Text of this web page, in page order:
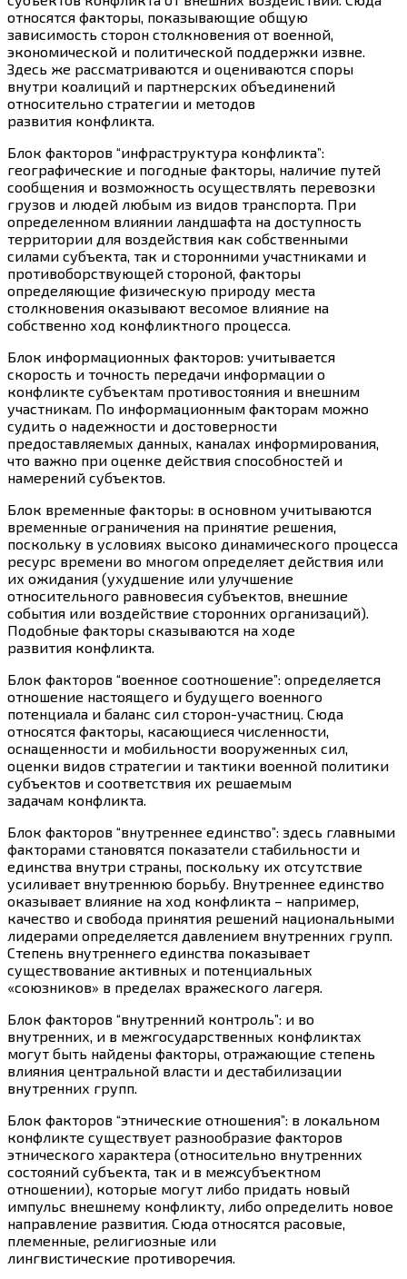
относятся факторы, показывающие общую
зависимость сторон столкновения от военной,
экономической и политической поддержки извне.
Здесь же рассматриваются и оцениваются споры
внутри коалиций и партнерских объединений
относительно стратегии и методов
развития конфликта.
Блок факторов “инфраструктура конфликта”:
географические и погодные факторы, наличие путей
сообщения и возможность осуществлять перевозки
грузов и людей любым из видов транспорта. При
определенном влиянии ландшафта на доступность
территории для воздействия как собственными
силами субъекта, так и сторонними участниками и
противоборствующей стороной, факторы
определяющие физическую природу места
столкновения оказывают весомое влияние на
собственно ход конфликтного процесса.
Блок информационных факторов: учитывается
скорость и точность передачи информации о
конфликте субъектам противостояния и внешним
участникам. По информационным факторам можно
судить о надежности и достоверности
предоставляемых данных, каналах информирования,
что важно при оценке действия способностей и
намерений субъектов.
Блок временные факторы: в основном учитываются
временные ограничения на принятие решения,
поскольку в условиях высоко динамического процесса
ресурс времени во многом определяет действия или
их ожидания (ухудшение или улучшение
относительного равновесия субъектов, внешние
события или воздействие сторонних организаций).
Подобные факторы сказываются на ходе
развития конфликта.
Блок факторов “военное соотношение”: определяется
отношение настоящего и будущего военного
потенциала и баланс сил сторон-участниц. Сюда
относятся факторы, касающиеся численности,
оснащенности и мобильности вооруженных сил,
оценки видов стратегии и тактики военной политики
субъектов и соответствия их решаемым
задачам конфликта.
Блок факторов “внутреннее единство”: здесь главными
факторами становятся показатели стабильности и
единства внутри страны, поскольку их отсутствие
усиливает внутреннюю борьбу. Внутреннее единство
оказывает влияние на ход конфликта – например,
качество и свобода принятия решений национальными
лидерами определяется давлением внутренних групп.
Степень внутреннего единства показывает
существование активных и потенциальных
«союзников» в пределах вражеского лагеря.
Блок факторов “внутренний контроль”: и во
внутренних, и в межгосударственных конфликтах
могут быть найдены факторы, отражающие степень
влияния центральной власти и дестабилизации
внутренних групп.
Блок факторов “этнические отношения”: в локальном
конфликте существует разнообразие факторов
этнического характера (относительно внутренних
состояний субъекта, так и в межсубъектном
отношении), которые могут либо придать новый
импульс внешнему конфликту, либо определить новое
направление развития. Сюда относятся расовые,
племенные, религиозные или
лингвистические противоречия.